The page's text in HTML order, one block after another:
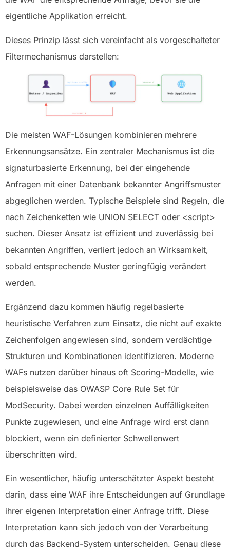
eigentliche Applikation erreicht.
Dieses Prinzip lässt sich vereinfacht als vorgeschalteter
Filtermechanismus darstellen:
Die meisten WAF-Lösungen kombinieren mehrere
Erkennungsansätze. Ein zentraler Mechanismus ist die
signaturbasierte Erkennung, bei der eingehende
Anfragen mit einer Datenbank bekannter Angriffsmuster
abgeglichen werden. Typische Beispiele sind Regeln, die
nach Zeichenketten wie UNION SELECT oder <script>
suchen. Dieser Ansatz ist effizient und zuverlässig bei
bekannten Angriffen, verliert jedoch an Wirksamkeit,
sobald entsprechende Muster geringfügig verändert
werden.
Ergänzend dazu kommen häufig regelbasierte
heuristische Verfahren zum Einsatz, die nicht auf exakte
Zeichenfolgen angewiesen sind, sondern verdächtige
Strukturen und Kombinationen identifizieren. Moderne
WAFs nutzen darüber hinaus oft Scoring-Modelle, wie
beispielsweise das OWASP Core Rule Set für
ModSecurity. Dabei werden einzelnen Auffälligkeiten
Punkte zugewiesen, und eine Anfrage wird erst dann
blockiert, wenn ein definierter Schwellenwert
überschritten wird.
Ein wesentlicher, häufig unterschätzter Aspekt besteht
darin, dass eine WAF ihre Entscheidungen auf Grundlage
ihrer eigenen Interpretation einer Anfrage trifft. Diese
Interpretation kann sich jedoch von der Verarbeitung
durch das Backend-System unterscheiden. Genau diese